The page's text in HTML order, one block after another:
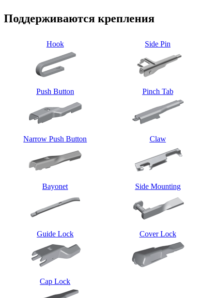
Поддерживаются крепления
Hook Side Pin
Push Button Pinch Tab
Narrow Push Button Claw
Bayonet Side Mounting
Guide Lock Cover Lock
Cap Lock